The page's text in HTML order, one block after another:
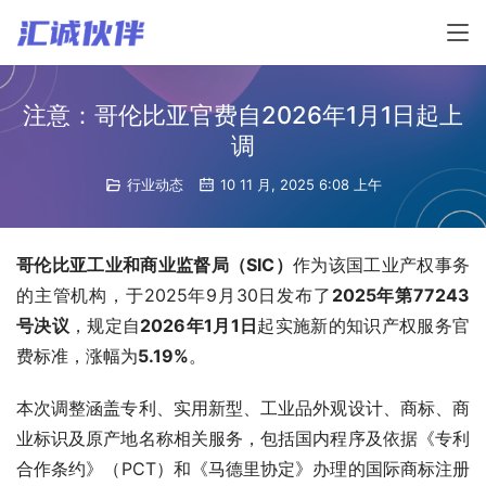
注意：哥伦比亚官费自2026年1月1日起上
调
行业动态 10 11 月, 2025 6:08 上午
哥伦比亚工业和商业监督局（SIC） 作为该国工业产权事务
的主管机构，于2025年9月30日发布了 2025年第77243
号决议 ，规定自2026年1月1日起实施新的知识产权服务官
费标准，涨幅为5.19%。
本次调整涵盖专利、实用新型、工业品外观设计、商标、商
业标识及原产地名称相关服务，包括国内程序及依据《专利
合作条约》（PCT）和《马德里协定》办理的国际商标注册